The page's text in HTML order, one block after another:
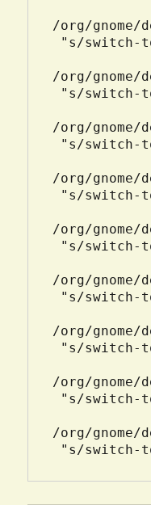
/org/gnome/
s/switch-
/org/gnome/
s/switch-
/org/gnome/
s/switch-
/org/gnome/
s/switch-
/org/gnome/
s/switch-
/org/gnome/
s/switch-
/org/gnome/
s/switch-
/org/gnome/
s/switch-
/org/gnome/
s/switch-